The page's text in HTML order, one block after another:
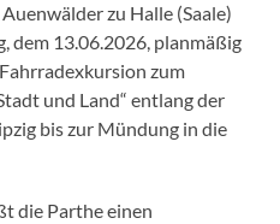
zu Halle (Saale)
dem 13.06.2026, planmäßig
zum
und Land“ entlang der
bis zur Mündung in die
die Parthe einen